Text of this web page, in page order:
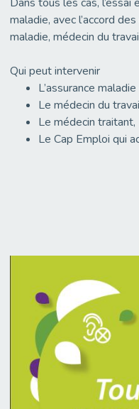
maladie, avec l’accord
maladie, médecin du
Qui peut intervenir
L’assurance
Le médecin du
Le médecin traitant,
Le Cap Emploi qui